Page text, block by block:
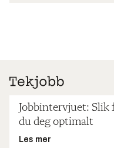
Jobbintervjuet: Slik
du deg optimalt
Les mer